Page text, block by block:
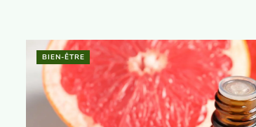
BIEN-ÊTRE